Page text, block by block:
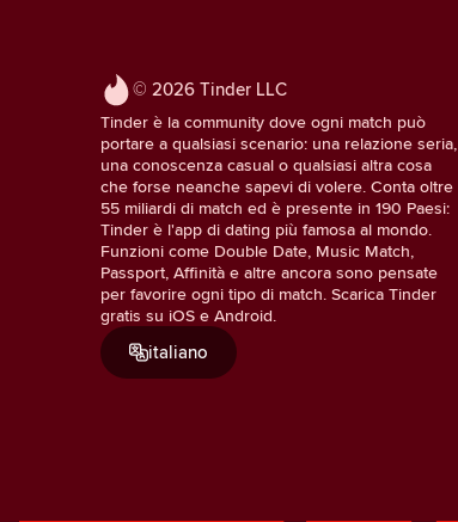
© 2026 Tinder LLC
Tinder è la community dove ogni match può
portare a qualsiasi scenario: una relazione seria,
una conoscenza casual o qualsiasi altra cosa
che forse neanche sapevi di volere. Conta oltre
55 miliardi di match ed è presente in 190 Paesi:
Tinder è l'app di dating più famosa al mondo.
Funzioni come Double Date, Music Match,
Passport, Affinità e altre ancora sono pensate
per favorire ogni tipo di match. Scarica Tinder
gratis su iOS e Android.
italiano